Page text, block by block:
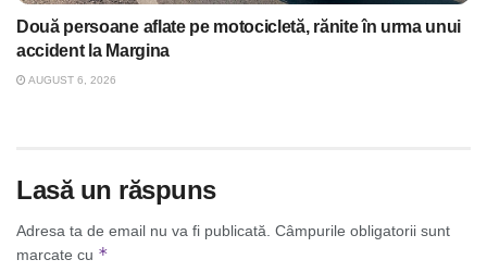
Două persoane aflate pe motocicletă, rănite în urma unui
accident la Margina
AUGUST 6, 2026
Lasă un răspuns
Adresa ta de email nu va fi publicată. Câmpurile obligatorii sunt
marcate cu *